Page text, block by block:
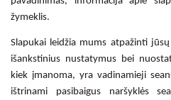
žymeklis.
Slapukai leidžia mums atpažinti
išankstinius nustatymus bei
kiek įmanoma, yra vadinamieji
ištrinami pasibaigus naršyklės